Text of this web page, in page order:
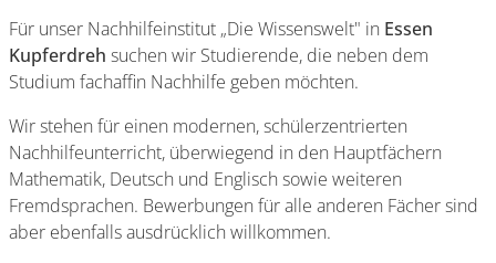
Für unser Nachhilfeinstitut „Die Wissenswelt" in Essen
Kupferdreh suchen wir Studierende, die neben dem
Studium fachaffin Nachhilfe geben möchten.
Wir stehen für einen modernen, schülerzentrierten
Nachhilfeunterricht, überwiegend in den Hauptfächern
Mathematik, Deutsch und Englisch sowie weiteren
Fremdsprachen. Bewerbungen für alle anderen Fächer sind
aber ebenfalls ausdrücklich willkommen.